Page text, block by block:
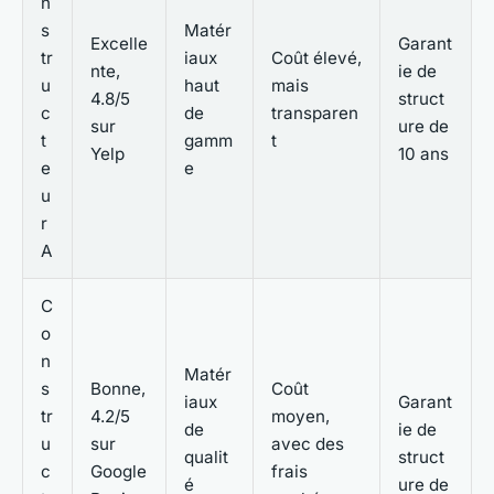
s
tr
u
c
t
e
u
r
A
Excelle
nte,
4.8/5
sur
Yelp
Matér
iaux
haut
de
gamm
e
Coût élevé,
mais
transparen
t
Garant
ie de
struct
ure de
10 ans
C
o
n
s
tr
u
c
Bonne,
4.2/5
sur
Google
Matér
iaux
de
qualit
é
Coût
moyen,
avec des
frais
Garant
ie de
struct
ure de